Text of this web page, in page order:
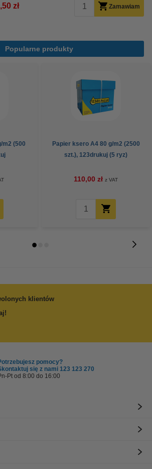
zł Zamawiam
Popularne produkty
m2 (500
Papier ksero A4 80 g/m2 (2500
szt.), 123drukuj (5 ryz)
110,00 zł z VAT
klientów
pomocy?
się z nami 123 123 270
Pt od 8:00 do 16:00